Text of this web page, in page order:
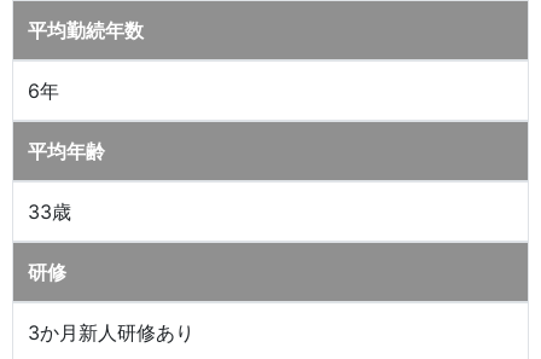
平均勤続年数
6年
平均年齢
33歳
研修
3か月新人研修あり